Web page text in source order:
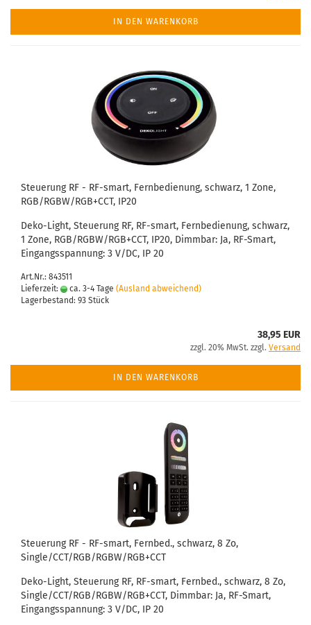
IN DEN WARENKORB
Steuerung RF - RF-smart, Fernbedienung, schwarz, 1 Zone,
RGB/RGBW/RGB+CCT, IP20
Deko-Light, Steuerung RF, RF-smart, Fernbedienung, schwarz,
1 Zone, RGB/RGBW/RGB+CCT, IP20, Dimmbar: Ja, RF-Smart,
Eingangsspannung: 3 V/DC, IP 20
Art.Nr.: 843511
Lieferzeit:
ca. 3-4 Tage (Ausland abweichend)
Lagerbestand: 93 Stück
38,95 EUR
zzgl. 20% MwSt. zzgl. Versand
IN DEN WARENKORB
Steuerung RF - RF-smart, Fernbed., schwarz, 8 Zo,
Single/CCT/RGB/RGBW/RGB+CCT
Deko-Light, Steuerung RF, RF-smart, Fernbed., schwarz, 8 Zo,
Single/CCT/RGB/RGBW/RGB+CCT, Dimmbar: Ja, RF-Smart,
Eingangsspannung: 3 V/DC, IP 20